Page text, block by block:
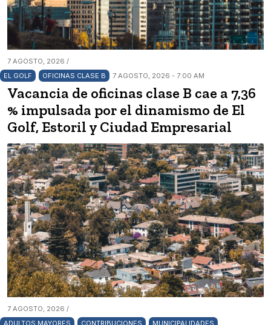
7 AGOSTO, 2026 /
EL GOLF
OFICINAS CLASE B 7 AGOSTO, 2026 - 7:00 AM
Vacancia de oficinas clase B cae a 7,36
% impulsada por el dinamismo de El
Golf, Estoril y Ciudad Empresarial
7 AGOSTO, 2026 /